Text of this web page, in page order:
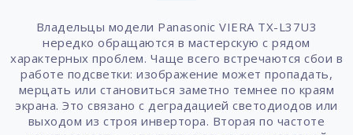
Владельцы модели Panasonic VIERA TX-L37U3
нередко обращаются в мастерскую с рядом
характерных проблем. Чаще всего встречаются сбои в
работе подсветки: изображение может пропадать,
мерцать или становиться заметно темнее по краям
экрана. Это связано с деградацией светодиодов или
выходом из строя инвертора. Вторая по частоте